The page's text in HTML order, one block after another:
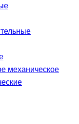
механическое